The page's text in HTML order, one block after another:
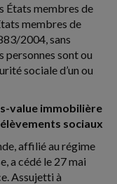
États membres de
membres de
2004, sans
personnes sont ou
sociale d’un ou
value immobilière
sociaux
affilié au régime
a cédé le 27 mai
Assujetti à